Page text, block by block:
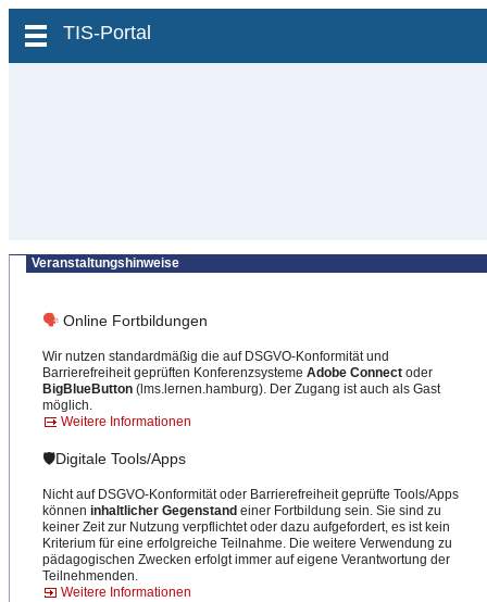
zum Inhalt wechseln
TIS-Portal
Veranstaltungshinweise
🗣 Online Fortbildungen
Wir nutzen standardmäßig die auf DSGVO-Konformität und
Barrierefreiheit geprüften Konferenzsysteme Adobe Connect oder
BigBlueButton (lms.lernen.hamburg). Der Zugang ist auch als Gast
möglich.
Weitere Informationen
🛡️Digitale Tools/Apps
Nicht auf DSGVO-Konformität oder Barrierefreiheit geprüfte Tools/Apps
können inhaltlicher Gegenstand einer Fortbildung sein. Sie sind zu
keiner Zeit zur Nutzung verpflichtet oder dazu aufgefordert, es ist kein
Kriterium für eine erfolgreiche Teilnahme. Die weitere Verwendung zu
pädagogischen Zwecken erfolgt immer auf eigene Verantwortung der
Teilnehmenden.
Weitere Informationen